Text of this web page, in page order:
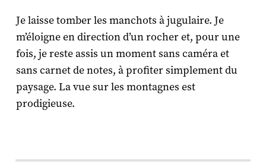
Je laisse tomber les manchots à jugulaire. Je
m’éloigne en direction d’un rocher et, pour une
fois, je reste assis un moment sans caméra et
sans carnet de notes, à profiter simplement du
paysage. La vue sur les montagnes est
prodigieuse.